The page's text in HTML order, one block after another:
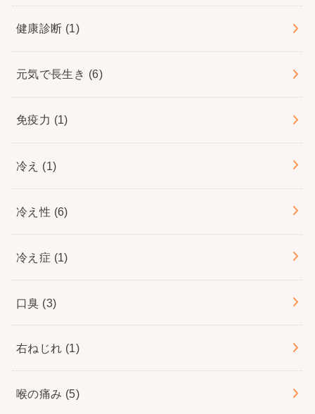
健康診断 (1)
元気で長生き (6)
免疫力 (1)
冷え (1)
冷え性 (6)
冷え症 (1)
口臭 (3)
右ねじれ (1)
喉の痛み (5)